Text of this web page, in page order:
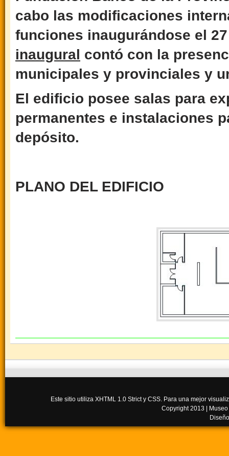
cabo las modificaciones
funciones inaugurándose el
inaugural contó con la
municipales y provinciales y
El edificio posee salas para
permanentes e instalaciones
depósito.
PLANO DEL EDIFICIO
Este sitio utiliza XHTML 1.0 Strict y CSS. Para una mejor
Copyright 2013 |